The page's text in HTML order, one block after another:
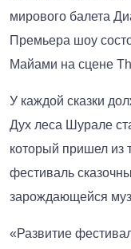
мирового балета
Премьера шоу
Майами на сцене
У каждой сказки
Дух леса Шурале
который пришел из
фестиваль
зарождающейся
«Развитие